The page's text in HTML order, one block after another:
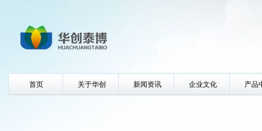
首页 关于华创 新闻资讯 企业文化 产品